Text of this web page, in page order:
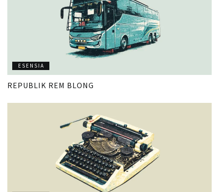
ESENSIA
REPUBLIK REM BLONG